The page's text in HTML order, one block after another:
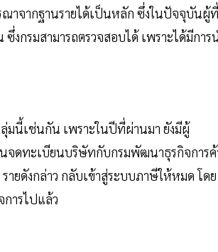
าจากฐานรายได้เป็นหลัก ซึ่งในปัจจุบันผู้ที่
งกรมสามารถตรวจสอบได้ เพราะได้มีการ
มนี้เช่นกัน เพราะในปีที่ผ่านมา ยังมีผู้
นจดทะเบียนบริษัทกับกรมพัฒนาธุรกิจการ
ยดังกล่าว กลับเข้าสู่ระบบภาษีให้หมด โดย
ารไปแล้ว